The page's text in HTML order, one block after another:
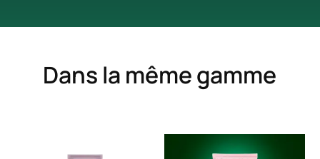
Dans la même gamme
Shampooing